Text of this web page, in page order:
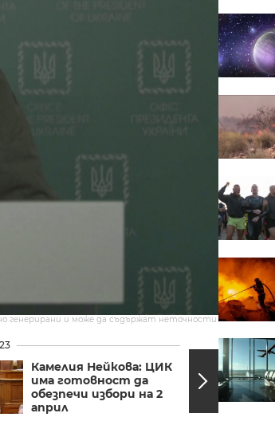
и може да съдържат неточности.
Камелия Нейкова: ЦИК
има готовност да
обезпечи избори на 2
април
10:19, 24.01.2023